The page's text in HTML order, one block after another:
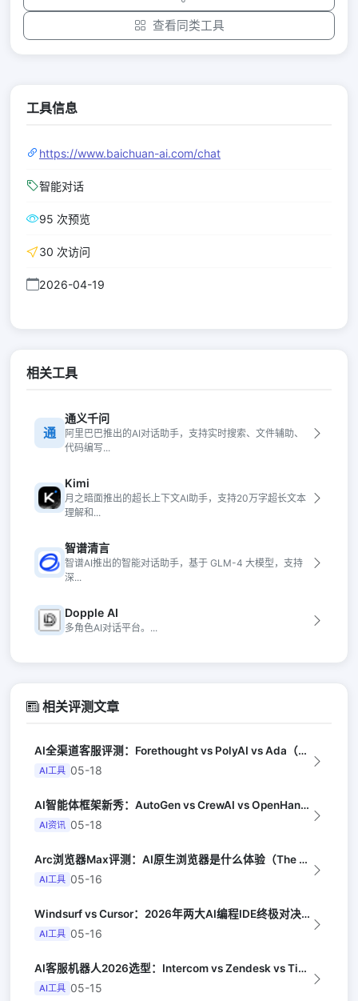
查看同类工具
工具信息
https://www.baichuan-ai.com/chat
智能对话
95 次预览
30 次访问
2026-04-19
相关工具
通
通义千问
阿里巴巴推出的AI对话助手，支持实时搜索、文件辅助、
代码编写...
Kimi
月之暗面推出的超长上下文AI助手，支持20万字超长文本
理解和...
智谱清言
智谱AI推出的智能对话助手，基于 GLM-4 大模型，支持
深...
Dopple AI
多角色AI对话平台。...
相关评测文章
AI全渠道客服评测：Forethought vs PolyAI vs Ada（G...
AI工具 05-18
AI智能体框架新秀：AutoGen vs CrewAI vs OpenHands...
AI资讯 05-18
Arc浏览器Max评测：AI原生浏览器是什么体验（The Verge）
AI工具 05-16
Windsurf vs Cursor：2026年两大AI编程IDE终极对决实测（...
AI工具 05-16
AI客服机器人2026选型：Intercom vs Zendesk vs Tid...
AI工具 05-15